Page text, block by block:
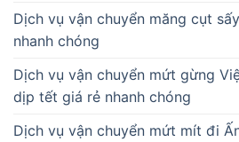
Dịch vụ vận chuyển măng cụt
nhanh chóng
Dịch vụ vận chuyển mứt gừng
dịp tết giá rẻ nhanh chóng
Dịch vụ vận chuyển mứt mít đi